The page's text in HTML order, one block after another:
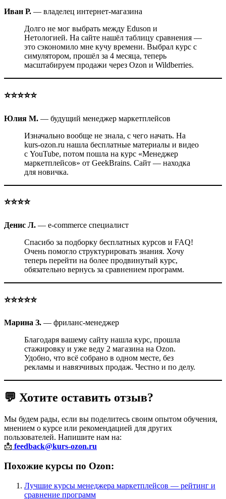
Иван Р. — владелец интернет-магазина
Долго не мог выбрать между Eduson и
Нетологией. На сайте нашёл таблицу сравнения —
это сэкономило мне кучу времени. Выбрал курс с
симулятором, прошёл за 4 месяца, теперь
масштабируем продажи через Ozon и Wildberries.
⭐️⭐️⭐️⭐️⭐️
Юлия М. — будущий менеджер маркетплейсов
Изначально вообще не знала, с чего начать. На
kurs-ozon.ru нашла бесплатные материалы и видео
с YouTube, потом пошла на курс «Менеджер
маркетплейсов» от GeekBrains. Сайт — находка
для новичка.
⭐️⭐️⭐️⭐️
Денис Л. — e-commerce специалист
Спасибо за подборку бесплатных курсов и FAQ!
Очень помогло структурировать знания. Хочу
теперь перейти на более продвинутый курс,
обязательно вернусь за сравнением программ.
⭐️⭐️⭐️⭐️⭐️
Марина З. — фриланс-менеджер
Благодаря вашему сайту нашла курс, прошла
стажировку и уже веду 2 магазина на Ozon.
Удобно, что всё собрано в одном месте, без
рекламы и навязчивых продаж. Честно и по делу.
💬 Хотите оставить отзыв?
Мы будем рады, если вы поделитесь своим опытом обучения,
мнением о курсе или рекомендацией для других
пользователей. Напишите нам на:
📩 feedback@kurs-ozon.ru
Похожие курсы по Ozon:
Лучшие курсы менеджера маркетплейсов — рейтинг и
сравнение программ